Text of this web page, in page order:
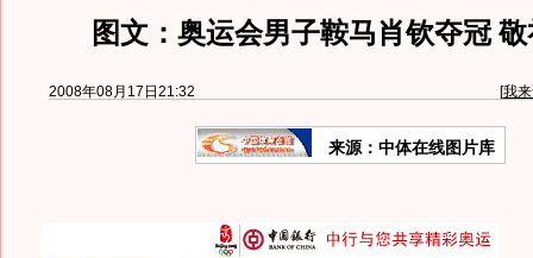
图文：奥运会男子鞍马肖钦夺冠
2008年08月17日21:32 [我
来源：中体在线图片库